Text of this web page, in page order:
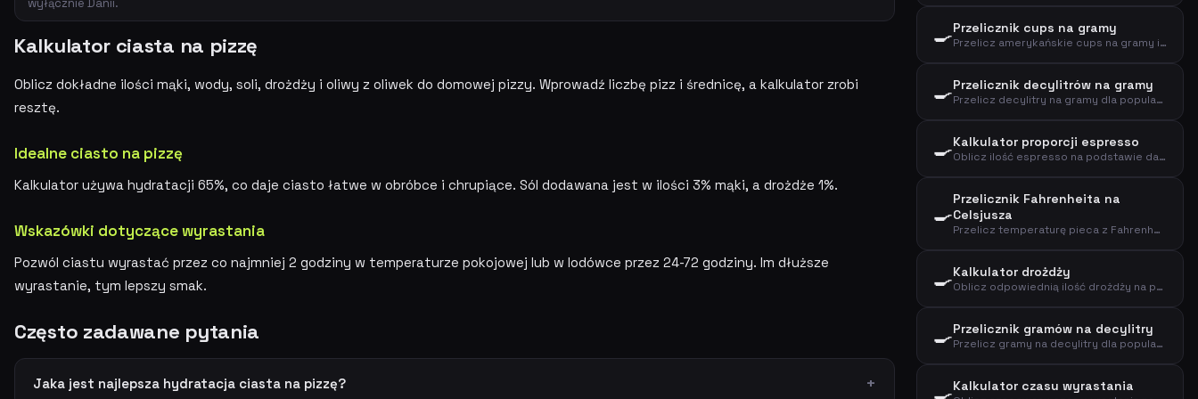
wyłącznie Danii.
Kalkulator ciasta na pizzę
Oblicz dokładne ilości mąki, wody, soli, drożdży i oliwy z oliwek do domowej pizzy. Wprowadź liczbę pizz i średnicę, a kalkulator zrobi
resztę.
Idealne ciasto na pizzę
Kalkulator używa hydratacji 65%, co daje ciasto łatwe w obróbce i chrupiące. Sól dodawana jest w ilości 3% mąki, a drożdże 1%.
Wskazówki dotyczące wyrastania
Pozwól ciastu wyrastać przez co najmniej 2 godziny w temperaturze pokojowej lub w lodówce przez 24-72 godziny. Im dłuższe
wyrastanie, tym lepszy smak.
Często zadawane pytania
Jaka jest najlepsza hydratacja ciasta na pizzę?
🍳Przelicznik cups na gramy
Przelicz amerykańskie cups na gramy i decylitry dla składników kuchennych
🍳Przelicznik decylitrów na gramy
Przelicz decylitry na gramy dla popularnych składników kuchennych
🍳Kalkulator proporcji espresso
Oblicz ilość espresso na podstawie dawki kawy i proporcji
🍳
Przelicznik Fahrenheita na
Celsjusza
Przelicz temperaturę pieca z Fahrenheita na Celsjusza i termoobieg
🍳Kalkulator drożdży
Oblicz odpowiednią ilość drożdży na podstawie mąki, typu drożdży i czasu wyrastania
🍳Przelicznik gramów na decylitry
Przelicz gramy na decylitry dla popularnych składników kuchennych
🍳Kalkulator czasu wyrastania